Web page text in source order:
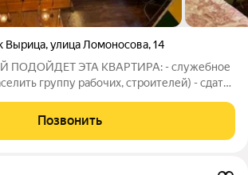
Вырица,улица Ломоносова,14
ПОДОЙДЕТ ЭТА КВАРТИРА: - служебное
группу рабочих, строителей) - сдать
на адресе - получение гражданства -
Позвонить